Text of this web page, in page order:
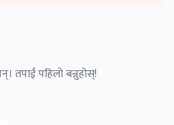
तपाईं पहिलो बन्नुहोस्!